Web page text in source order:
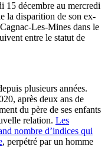
15 décembre au mercredi
la disparition de son ex-
Les-Mines dans le
entre le statut de
plusieurs années.
après deux ans de
du père de ses enfants
relation. Les
nombre d’indices qui
, perpétré par un homme